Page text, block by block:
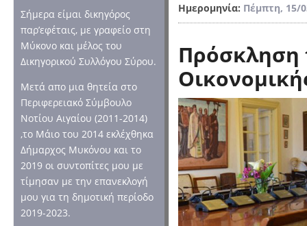
Σήμερα είμαι δικηγόρος
παρ’εφέταις, με γραφείο στη
Μύκονο και μέλος του
Δικηγορικού Συλλόγου Σύρου.
Μετά απο μια θητεία στο
Περιφερειακό Σύμβουλο
Νοτίου Αιγαίου (2011-2014)
,το Μάιο του 2014 εκλέχθηκα
Δήμαρχος Μυκόνου και το
2019 οι συντοπίτες μου με
τίμησαν με την επανεκλογή
μου για τη δημοτική περίοδο
2019-2023.
Ημερομηνία: Πέμπτη, 15/
Πρόσκληση